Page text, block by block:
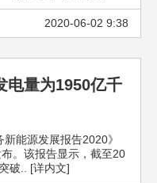
2020-06-02 9:38
电量为1950亿千
能源发展报告2020》
。该报告显示，截至20
破.. [详内文]